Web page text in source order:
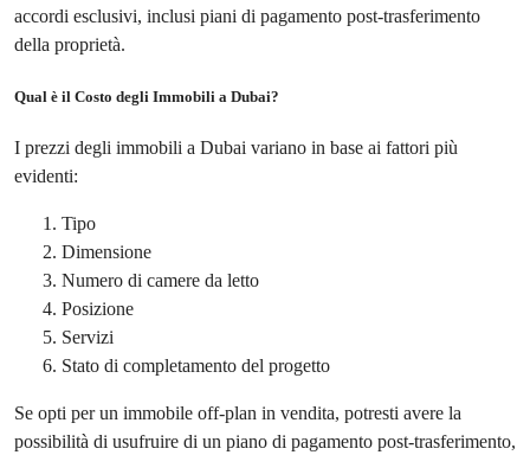
accordi esclusivi, inclusi piani di pagamento post-trasferimento
della proprietà.
Qual è il Costo degli Immobili a Dubai?
I prezzi degli immobili a Dubai variano in base ai fattori più
evidenti:
Tipo
Dimensione
Numero di camere da letto
Posizione
Servizi
Stato di completamento del progetto
Se opti per un immobile off-plan in vendita, potresti avere la
possibilità di usufruire di un piano di pagamento post-trasferimento,